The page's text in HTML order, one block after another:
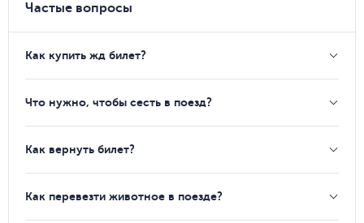
Частые вопросы
Как купить жд билет?
Что нужно, чтобы сесть в поезд?
Как вернуть билет?
Как перевезти животное в поезде?